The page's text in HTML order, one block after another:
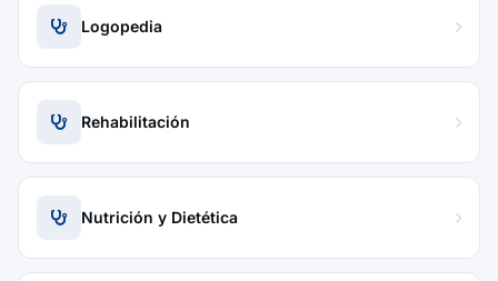
Logopedia
Rehabilitación
Nutrición y Dietética